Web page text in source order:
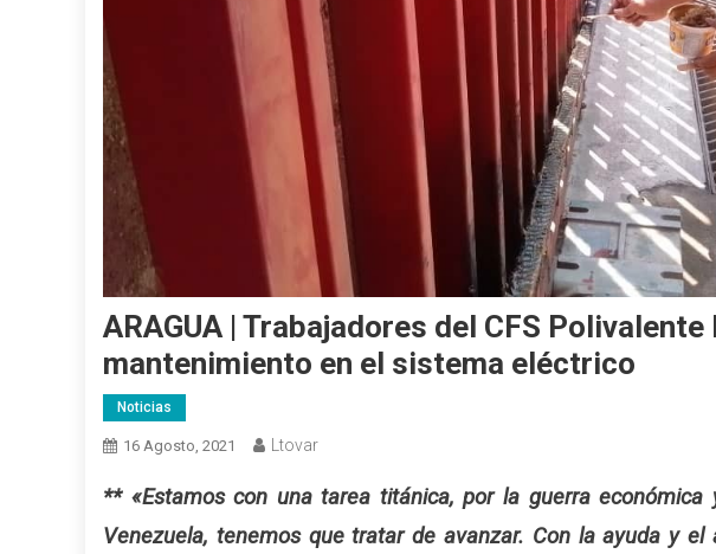
ARAGUA | Trabajadores del CFS
mantenimiento en el sistema eléctrico
Noticias
16 Agosto, 2021 Ltovar
** «Estamos con una tarea titánica, por la guerra
Venezuela, tenemos que tratar de avanzar. Con la ayuda y